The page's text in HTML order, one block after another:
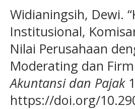
Widianingsih, Dewi.
Institusional,
Nilai Perusahaan
Moderating dan
Akuntansi dan Pajak
https://doi.org/